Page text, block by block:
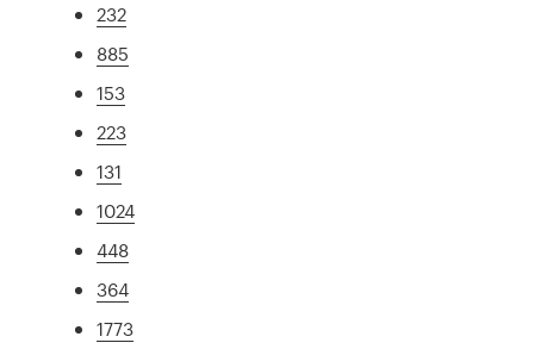
232
885
153
223
131
1024
448
364
1773